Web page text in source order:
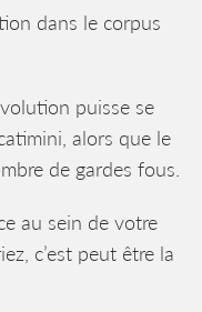
dans le corpus
puisse se
alors que le
de gardes fous.
au sein de votre
c’est peut être la